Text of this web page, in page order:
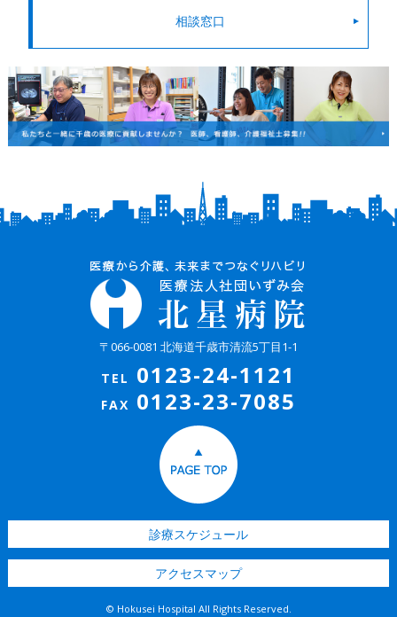
相談窓口
〒066-0081 北海道千歳市清流5丁目1-1
TEL 0123-24-1121
FAX 0123-23-7085
診療スケジュール
アクセスマップ
© Hokusei Hospital All Rights Reserved.